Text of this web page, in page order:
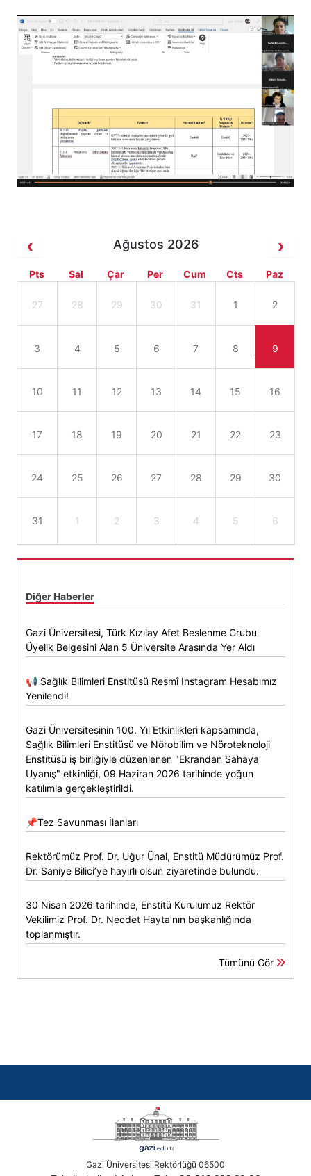
Ağustos 2026
Pts Sal Çar Per Cum Cts Paz
27 28 29 30 31 1 2
3 4 5 6 7 8 9
10 11 12 13 14 15 16
17 18 19 20 21 22 23
24 25 26 27 28 29 30
31 1 2 3 4 5 6
Diğer Haberler
Gazi Üniversitesi, Türk Kızılay Afet Beslenme Grubu
Üyelik Belgesini Alan 5 Üniversite Arasında Yer Aldı
📢 Sağlık Bilimleri Enstitüsü Resmî Instagram Hesabımız
Yenilendi!
Gazi Üniversitesinin 100. Yıl Etkinlikleri kapsamında,
Sağlık Bilimleri Enstitüsü ve Nörobilim ve Nöroteknoloji
Enstitüsü iş birliğiyle düzenlenen "Ekrandan Sahaya
Uyanış" etkinliği, 09 Haziran 2026 tarihinde yoğun
katılımla gerçekleştirildi.
📌Tez Savunması İlanları
Rektörümüz Prof. Dr. Uğur Ünal, Enstitü Müdürümüz Prof.
Dr. Saniye Bilici’ye hayırlı olsun ziyaretinde bulundu.
30 Nisan 2026 tarihinde, Enstitü Kurulumuz Rektör
Vekilimiz Prof. Dr. Necdet Hayta’nın başkanlığında
toplanmıştır.
Tümünü Gör
Gazi Üniversitesi Rektörlüğü 06500